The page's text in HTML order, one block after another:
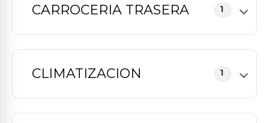
CARROCERIA TRASERA 1
CLIMATIZACION 1